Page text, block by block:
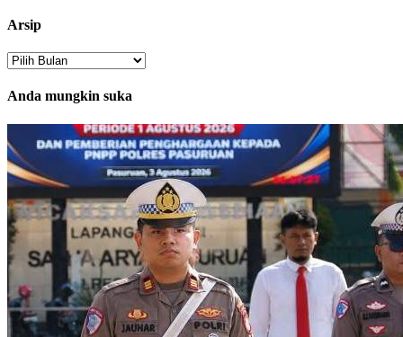
Arsip
Arsip
Anda mungkin suka